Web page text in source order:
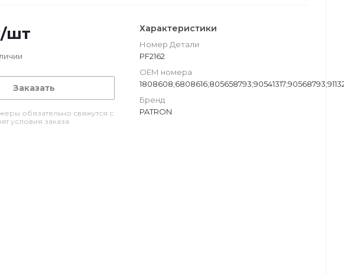
/шт
Заказать
обязательно свяжутся с
условия заказа
Характеристики
Номер Детали
PF2162
ОЕМ номера
Бренд
PATRON